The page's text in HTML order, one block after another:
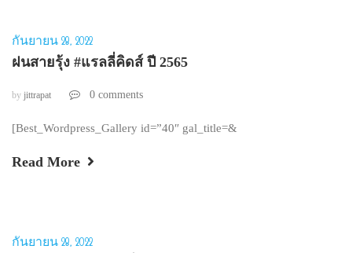
กันยายน 28, 2022
ฝนสายรุ้ง #แรลลี่คิดส์ ปี 2565
by jittrapat 0 comments
[Best_Wordpress_Gallery id=”40″ gal_title=&
Read More
กันยายน 28, 2022